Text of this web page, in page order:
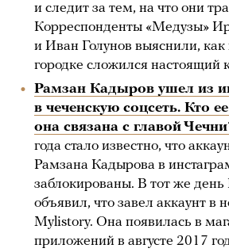
и следит за тем, на что они
Корреспонденты «Медузы»
и Иван Голунов выяснили,
городке сложился настоящий
Рамзан Кадыров ушел из
в чеченскую соцсеть. Кто
она связана с главой
года стало известно, что
Рамзана Кадырова в
заблокированы. В тот же
объявил, что завел аккаунт в
Mylistory. Она появилась в
приложений в августе 2017